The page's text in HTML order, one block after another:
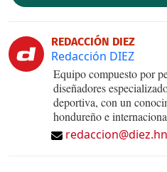
REDACCIÓN DIEZ
Redacción DIEZ
Equipo compuesto por
diseñadores
deportiva, con un
hondureño e
redaccion@diez.hn